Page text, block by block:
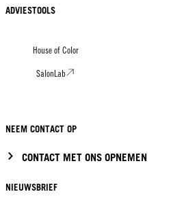
ADVIESTOOLS
House of Color
SalonLab
NEEM CONTACT OP
CONTACT MET ONS OPNEMEN
NIEUWSBRIEF